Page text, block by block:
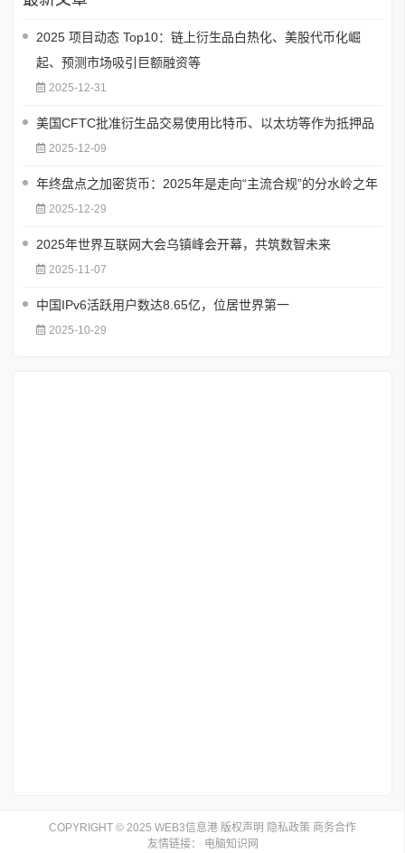
2025 项目动态 Top10：链上衍生品白热化、美股代币化崛
起、预测市场吸引巨额融资等
2025-12-31
美国CFTC批准衍生品交易使用比特币、以太坊等作为抵押品
2025-12-09
年终盘点之加密货币：2025年是走向“主流合规”的分水岭之年
2025-12-29
2025年世界互联网大会乌镇峰会开幕，共筑数智未来
2025-11-07
中国IPv6活跃用户数达8.65亿，位居世界第一
2025-10-29
COPYRIGHT © 2025 WEB3信息港 版权声明 隐私政策 商务合作
友情链接：
电脑知识网